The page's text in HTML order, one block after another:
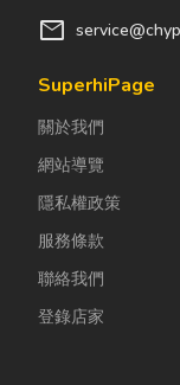
mail
SuperhiPage
關於我們
網站導覽
隱私權政策
服務條款
聯絡我們
登錄店家